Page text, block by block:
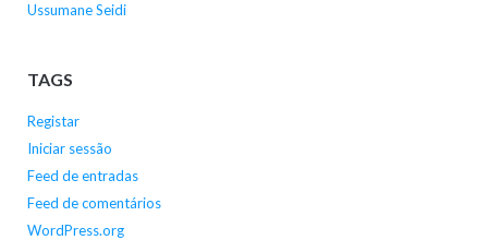
Ussumane Seidi
TAGS
Registar
Iniciar sessão
Feed de entradas
Feed de comentários
WordPress.org